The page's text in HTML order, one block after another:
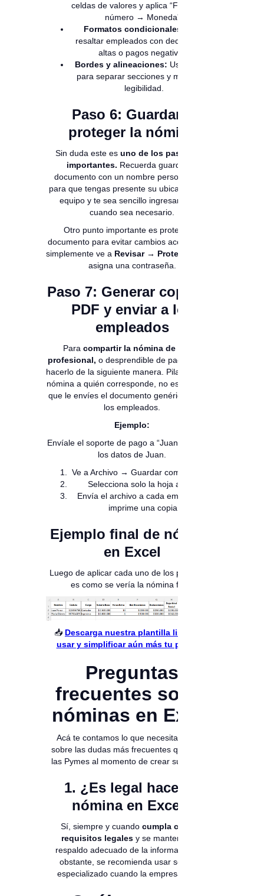
celdas de valores y aplica “Formato de
número → Moneda”.
Formatos condicionales
resaltar empleados con deducciones
altas o pagos negativos.
Bordes y alineaciones: Usa bordes
para separar secciones y mejorar la
legibilidad.
Paso 6: Guardar y
proteger la nómina
Sin duda este es uno de los pasos más
importantes. Recuerda guardar tu
documento con un nombre personalizado
para que tengas presente su ubicación en el
equipo y te sea sencillo ingresar a este
cuando sea necesario.
Otro punto importante es proteger tu
documento para evitar cambios accidentales,
simplemente ve a Revisar → Proteger hoja
asigna una contraseña.
Paso 7: Generar copia en
PDF y enviar a los
empleados
Para compartir la nómina de forma
profesional, o desprendible de pago puedes
hacerlo de la siguiente manera. Pilas, envía la
nómina a quién corresponde, no es necesario
que le envíes el documento genérico a todos
los empleados.
Ejemplo:
Envíale el soporte de pago a “Juan”, solo con
los datos de Juan.
Ve a Archivo → Guardar como → PDF.
Selecciona solo la hoja actual.
Envía el archivo a cada empleado o
imprime una copia.
Ejemplo final de nómina
en Excel
Luego de aplicar cada uno de los pasos, así
es como se vería la nómina final.
📥 Descarga nuestra plantilla lista para
usar y simplificar aún más tu proceso
Preguntas
frecuentes sobre
nóminas en Excel
Acá te contamos lo que necesitas saber,
sobre las dudas más frecuentes que tienen
las Pymes al momento de crear su nómina:
1. ¿Es legal hacer la
nómina en Excel?
Sí, siempre y cuando cumpla con los
requisitos legales y se mantenga un
respaldo adecuado de la información. No
obstante, se recomienda usar software
especializado cuando la empresa crece.